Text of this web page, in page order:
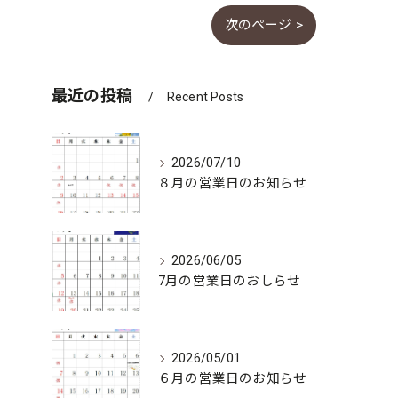
次のページ >
最近の投稿 Recent Posts
2026/07/10
８月の営業日のお知らせ
2026/06/05
7月の営業日のおしらせ
2026/05/01
６月の営業日のお知らせ